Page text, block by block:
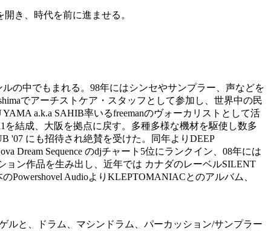
き、時代を前に進ませる。
の中でもまれる。98年にはシンセやサンプラー、声などを
でアーチストケア・スタッフとして参加し、世界中の民
a.k.a SAHIB率いるfreemanのヴォーカリストとして活
結成、大阪を拠点に戻す。多種多様な機材を駆使し数多
'07 にも招待され絶賛を受けた。同年よりDEEP
Dream Sequence のdjチャート5位にランクイン、08年には
ョン作品を生み出し、近年では カナダのレーベルSILENT
Powershovel AudioよりKLEPTOMANIACとのアルバム、
ルと、ドラム、マシンドラム、パーカッション/サンプラー